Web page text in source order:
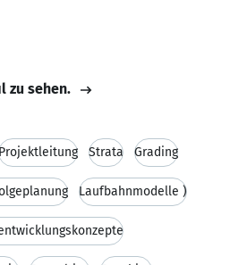
zu sehen.
Strata Grading
Laufbahnmodelle )